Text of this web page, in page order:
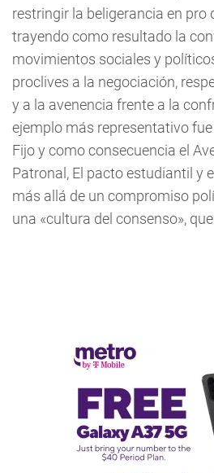
restringir la beligerancia en pro
trayendo como resultado la
movimientos sociales y
proclives a la negociación,
y a la avenencia frente a la
ejemplo más representativo
Fijo y como consecuencia el
Patronal, El pacto estudiantil y
más allá de un compromiso
una «cultura del consenso»,